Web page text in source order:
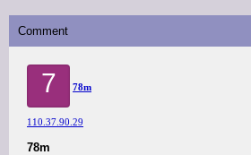
Comment
7 78m
110.37.90.29
78m